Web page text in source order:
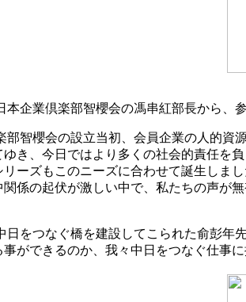
本企業倶楽部智櫻会の馮串紅部長から、
部智櫻会の設立当初、会員企業の人的資
き、今日ではより多くの社会的責任を
ーズもこのニーズに合わせて誕生しま
係の起伏が激しい中で、私たちの声が
日をつなぐ橋を建設してこられた俞彭年
ができるのか、我々中日をつなぐ仕事